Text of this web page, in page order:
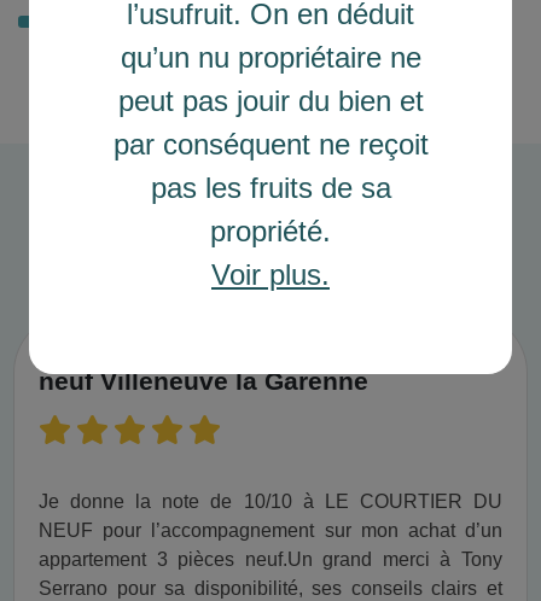
l’usufruit. On en déduit
qu’un nu propriétaire ne
peut pas jouir du bien et
par conséquent ne reçoit
pas les fruits de sa
propriété.
Voir plus.
Avis clients
neuf Villeneuve la Garenne
Je donne la note de 10/10 à LE COURTIER DU
NEUF pour l’accompagnement sur mon achat d’un
appartement 3 pièces neuf.​ Un grand merci à Tony
Serrano pour sa disponibilité, ses conseils clairs et